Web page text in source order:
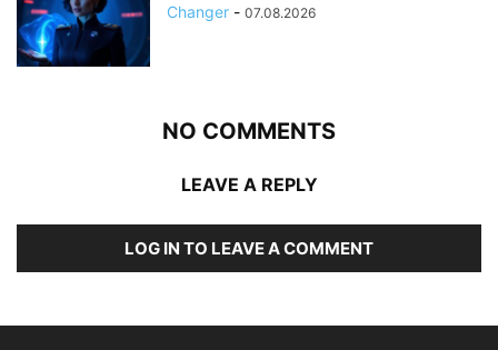
Changer - 07.08.2026
NO COMMENTS
LEAVE A REPLY
LOG IN TO LEAVE A COMMENT